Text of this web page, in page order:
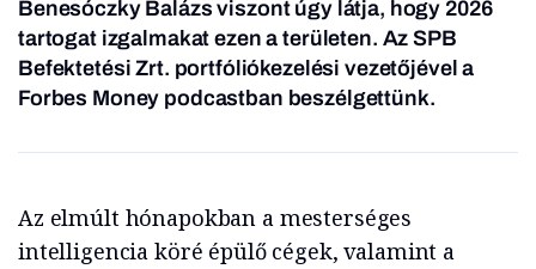
Benesóczky Balázs viszont úgy látja, hogy 2026
tartogat izgalmakat ezen a területen. Az SPB
Befektetési Zrt. portfóliókezelési vezetőjével a
Forbes Money podcastban beszélgettünk.
Az elmúlt hónapokban a mesterséges
intelligencia köré épülő cégek, valamint a